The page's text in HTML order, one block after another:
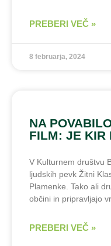
PREBERI VEČ »
8 februarja, 2024
NA
FILM: JE KIR
V Kulturnem društvu
ljudskih pevk Žitni
Plamenke. Tako ali
občini in pripravljajo
PREBERI VEČ »